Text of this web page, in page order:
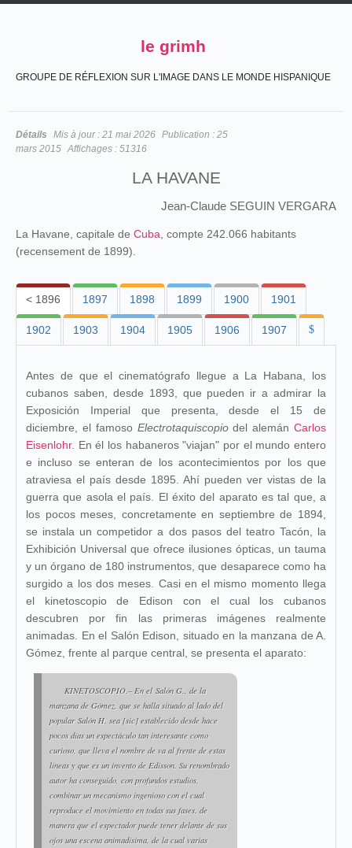
le grimh
GROUPE DE RÉFLEXION SUR L'IMAGE DANS LE MONDE HISPANIQUE
Détails Mis à jour : 21 mai 2026 Publication : 25
mars 2015 Affichages : 51316
LA HAVANE
Jean-Claude SEGUIN VERGARA
La Havane, capitale de Cuba , compte 242.066 habitants
(recensement de 1899).
< 1896 1897 1898 1899 1900 1901
1902 1903 1904 1905 1906 1907 $
Antes de que el cinematógrafo llegue a La Habana, los
cubanos saben, desde 1893, que pueden ir a admirar la
Exposición Imperial que presenta, desde el 15 de
diciembre, el famoso Electrotaquiscopiodel alemánCarlos
Eisenlohr. En él los habaneros "viajan" por el mundo entero
e incluso se enteran de los acontecimientos por los que
atraviesa el país desde 1895. Ahí pueden ver vistas de la
guerra que asola el país. El éxito del aparato es tal que, a
los pocos meses, concretamente en septiembre de 1894,
se instala un competidor a dos pasos del teatro Tacón, la
Exhibición Universal que ofrece ilusiones ópticas, un tauma
y un órgano de 180 instrumentos, que desaparece como ha
surgido a los dos meses. Casi en el mismo momento llega
el kinetoscopio de Edison con el cual los cubanos
descubren por fin las primeras imágenes realmente
animadas. En el Salón Edison, situado en la manzana de A.
Gómez, frente al parque central, se presenta el aparato:
KINETOSCOPIO.– En el Salón G., de la
manzana de Gómez, que se halla situado al lado del
popular Salón H, sea [sic] establecido desde hace
pocos días un espectáculo tan interesante como
curioso, que lleva el nombre de va al frente de estas
líneas y que es un invento de Edisson. Su renombrado
autor ha conseguido, con profundos estudios,
combinar un mecanismo ingenioso con el cual
reproduce el movimiento en todas sus fases, de
manera que el espectador puede tener delante de sus
ojos una escena animadísima, de la cual varias